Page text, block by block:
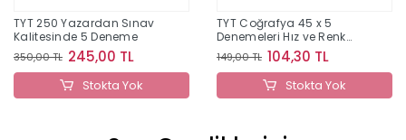
TYT 250 Yazardan Sınav
Kalitesinde 5 Deneme
350,00 TL 245,00 TL
Stokta Yok
TYT Coğrafya 45 x 5
Denemeleri Hız ve Renk
Yayınları
149,00 TL 104,30 TL
Stokta Yok